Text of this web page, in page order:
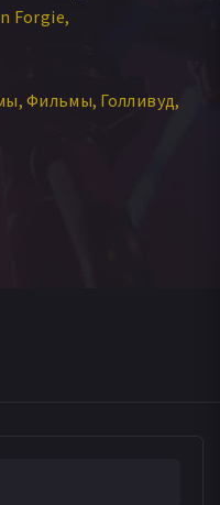
Forgie
McClintic
Фильмы Голливуд